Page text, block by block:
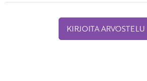
KIRJOITA ARVOSTELU